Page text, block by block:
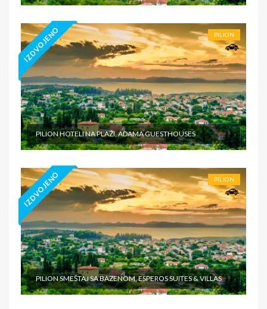
IZDVOJENO PILION
PILION HOTELI NA PLAŽI, ADAMA GUESTHOUSES
IZDVOJENO PILION
PILION SMEŠTAJ SA BAZENOM, ESPEROS SUITES & VILLAS